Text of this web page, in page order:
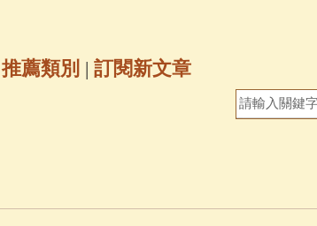
六字大明咒(81)
推薦類別 | 訂閱新文章